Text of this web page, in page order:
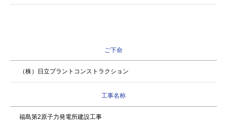
ご下命
（株）日立プラントコンストラクション
工事名称
福島第2原子力発電所建設工事